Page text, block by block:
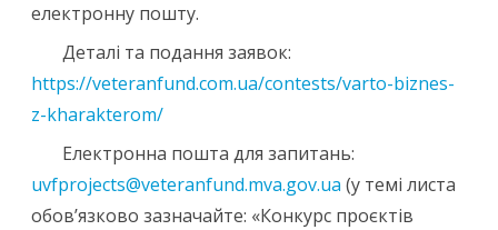
електронну пошту.
Деталі та подання заявок:
https://veteranfund.com.ua/contests/varto-biznes-
z-kharakterom/
Електронна пошта для запитань:
uvfprojects@veteranfund.mva.gov.ua (у темі листа
обов’язково зазначайте: «Конкурс проєктів